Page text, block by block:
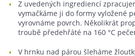
Z uvedených ingrediencí
vymačkáme ji do formy vyložené
vyrovnáme povrch. Několikrát
troubě předehřáté na 160 °C
V hrnku nad párou šleháme